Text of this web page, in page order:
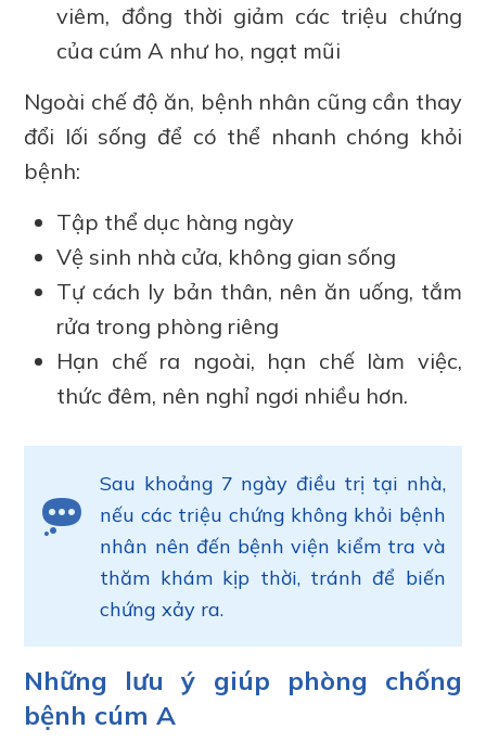
viêm, đồng thời giảm các triệu chứng
của cúm A như ho, ngạt mũi
Ngoài chế độ ăn, bệnh nhân cũng cần thay
đổi lối sống để có thể nhanh chóng khỏi
bệnh:
Tập thể dục hàng ngày
Vệ sinh nhà cửa, không gian sống
Tự cách ly bản thân, nên ăn uống, tắm
rửa trong phòng riêng
Hạn chế ra ngoài, hạn chế làm việc,
thức đêm, nên nghỉ ngơi nhiều hơn.
Sau khoảng 7 ngày điều trị tại nhà,
nếu các triệu chứng không khỏi bệnh
nhân nên đến bệnh viện kiểm tra và
thăm khám kịp thời, tránh để biến
chứng xảy ra.
Những lưu ý giúp phòng chống
bệnh cúm A